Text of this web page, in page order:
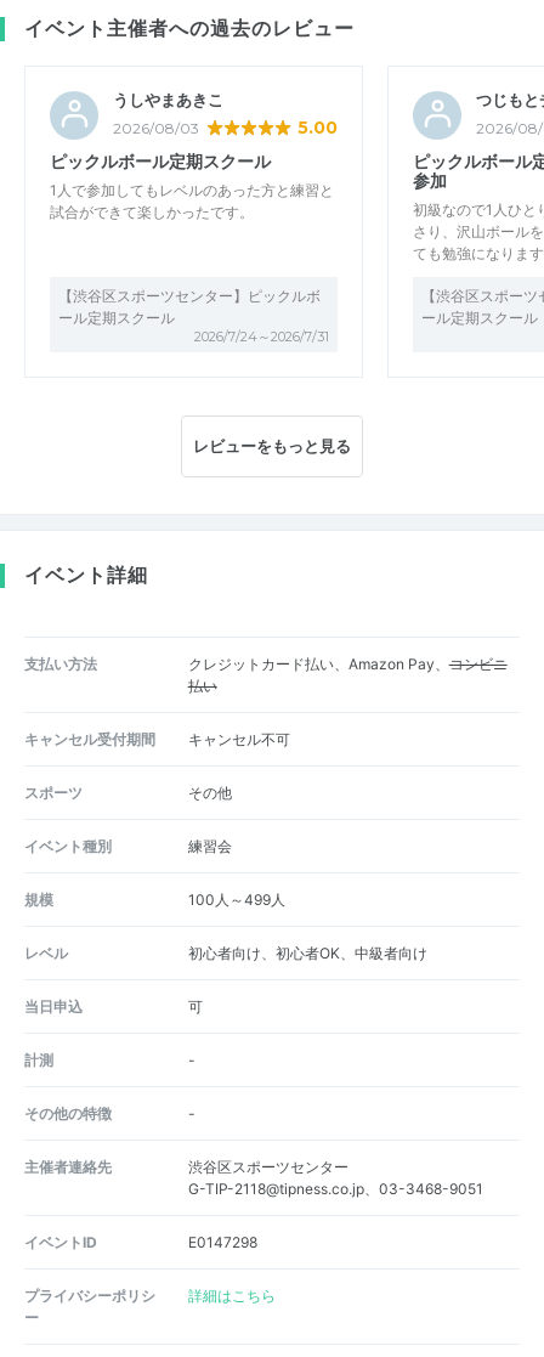
イベント主催者への過去のレビュー
うしやまあきこ
2026/08/03 5.00
ピックルボール定期スクール
1人で参加してもレベルのあった方と練習と
試合ができて楽しかったです。
【渋谷区スポーツセンター】ピックルボ
ール定期スクール
2026/7/24～2026/7/31
つじもと
2026/
ピックルボール
参加
初級なので1人ひと
さり、沢山ボール
ても勉強になりま
【渋谷区スポー
ール定期スクール
レビューをもっと見る
イベント詳細
支払い方法 クレジットカード払い、Amazon Pay、コンビニ
払い
キャンセル受付期間 キャンセル不可
スポーツ その他
イベント種別 練習会
規模 100人～499人
レベル 初心者向け、初心者OK、中級者向け
当日申込 可
計測 -
その他の特徴 -
主催者連絡先
渋谷区スポーツセンター
G-TIP-2118@tipness.co.jp、03-3468-9051
イベントID E0147298
プライバシーポリシ
ー
詳細はこちら